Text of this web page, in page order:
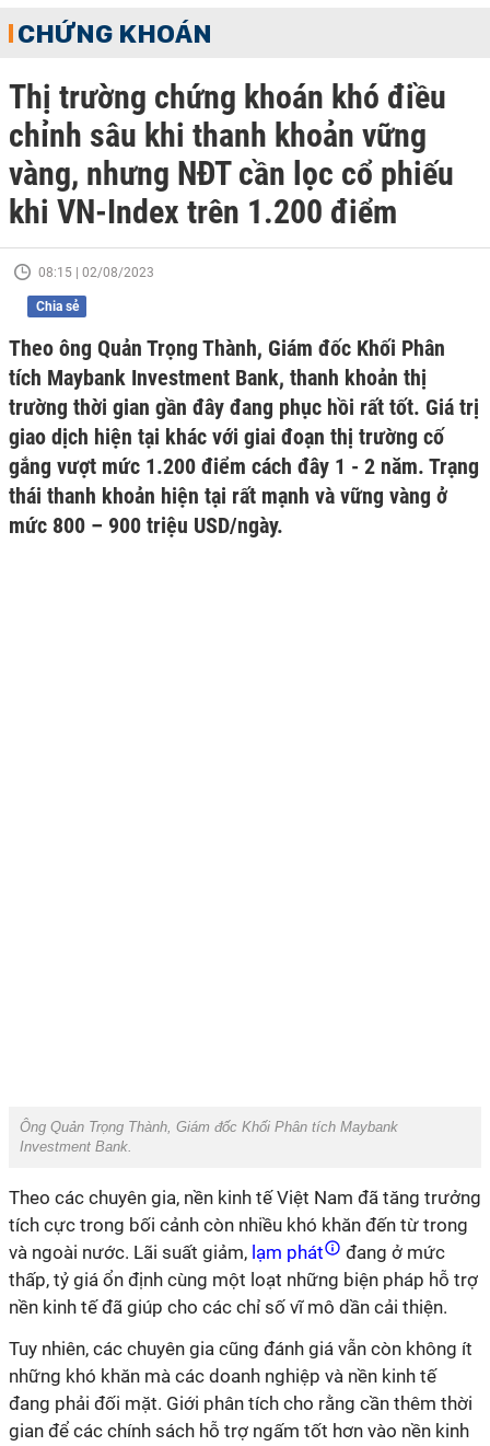
CHỨNG KHOÁN
Thị trường chứng khoán khó điều
chỉnh sâu khi thanh khoản vững
vàng, nhưng NĐT cần lọc cổ phiếu
khi VN-Index trên 1.200 điểm
08:15 | 02/08/2023
Chia sẻ
Theo ông Quản Trọng Thành, Giám đốc Khối Phân
tích Maybank Investment Bank, thanh khoản thị
trường thời gian gần đây đang phục hồi rất tốt. Giá trị
giao dịch hiện tại khác với giai đoạn thị trường cố
gắng vượt mức 1.200 điểm cách đây 1 - 2 năm. Trạng
thái thanh khoản hiện tại rất mạnh và vững vàng ở
mức 800 – 900 triệu USD/ngày.
Ông Quản Trọng Thành, Giám đốc Khối Phân tích Maybank
Investment Bank.
Theo các chuyên gia, nền kinh tế Việt Nam đã tăng trưởng
tích cực trong bối cảnh còn nhiều khó khăn đến từ trong
và ngoài nước. Lãi suất giảm, lạm phát
đang ở mức
thấp, tỷ giá ổn định cùng một loạt những biện pháp hỗ trợ
nền kinh tế đã giúp cho các chỉ số vĩ mô dần cải thiện.
Tuy nhiên, các chuyên gia cũng đánh giá vẫn còn không ít
những khó khăn mà các doanh nghiệp và nền kinh tế
đang phải đối mặt. Giới phân tích cho rằng cần thêm thời
gian để các chính sách hỗ trợ ngấm tốt hơn vào nền kinh